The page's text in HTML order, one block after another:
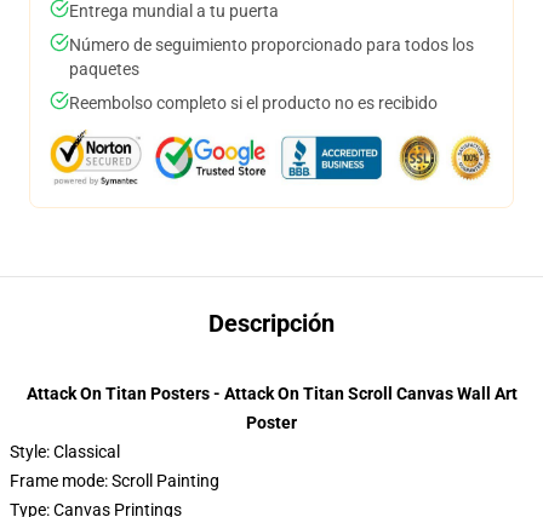
Entrega mundial a tu puerta
Número de seguimiento proporcionado para todos los
paquetes
Reembolso completo si el producto no es recibido
Descripción
Attack On Titan Posters - Attack On Titan Scroll Canvas Wall Art
Poster
Style:Classical
Frame mode:Scroll Painting
Type:Canvas Printings